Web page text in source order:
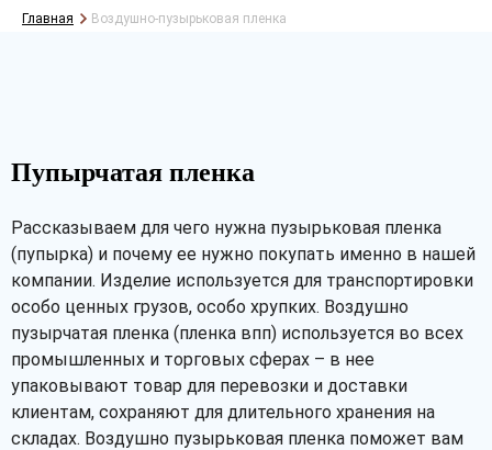
Главная Воздушно-пузырьковая пленка
Пупырчатая пленка
Рассказываем для чего нужна пузырьковая пленка
(пупырка) и почему ее нужно покупать именно в нашей
компании. Изделие используется для транспортировки
особо ценных грузов, особо хрупких. Воздушно
пузырчатая пленка (пленка впп) используется во всех
промышленных и торговых сферах – в нее
упаковывают товар для перевозки и доставки
клиентам, сохраняют для длительного хранения на
складах. Воздушно пузырьковая пленка поможет вам